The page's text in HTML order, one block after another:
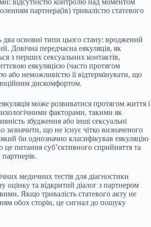
відсутністю контролю над моментом
партнера(ів) тривалістю статевого
два основні типи цього стану: вроджений
Довічна передчасна еякуляція, як
з перших сексуальних контактів,
еякуляцією (часто протягом
або неможливістю її відтермінувати, що
дискомфортом.
може розвиватися протягом життя і
факторами, такими як
збудження або інші сексуальні
зазначити, що не існує чітко визначеного
би однозначно класифікував еякуляцію
це питання суб’єктивного сприйняття та
медичних тестів для діагностики
оцінку та відкритий діалог з партнером
Якщо тривалість статевого акту не
обох сторін, це сигнал до пошуку